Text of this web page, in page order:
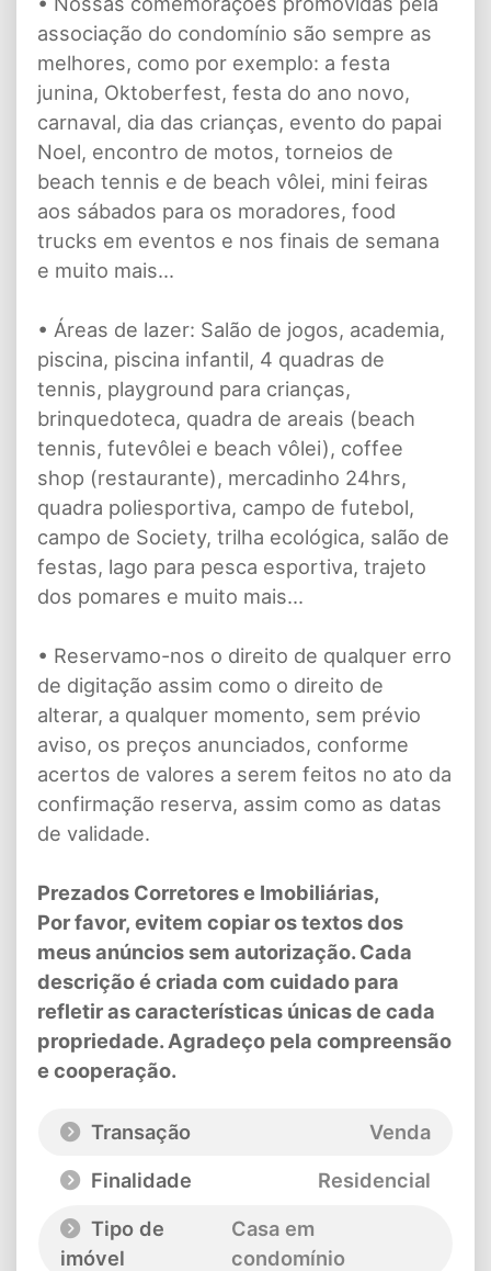
associação do condomínio são sempre as
melhores, como por exemplo: a festa
junina, Oktoberfest, festa do ano novo,
carnaval, dia das crianças, evento do papai
Noel, encontro de motos, torneios de
beach tennis e de beach vôlei, mini feiras
aos sábados para os moradores, food
trucks em eventos e nos finais de semana
e muito mais...
• Áreas de lazer: Salão de jogos, academia,
piscina, piscina infantil, 4 quadras de
tennis, playground para crianças,
brinquedoteca, quadra de areais (beach
tennis, futevôlei e beach vôlei), coffee
shop (restaurante), mercadinho 24hrs,
quadra poliesportiva, campo de futebol,
campo de Society, trilha ecológica, salão de
festas, lago para pesca esportiva, trajeto
dos pomares e muito mais...
• Reservamo-nos o direito de qualquer erro
de digitação assim como o direito de
alterar, a qualquer momento, sem prévio
aviso, os preços anunciados, conforme
acertos de valores a serem feitos no ato da
confirmação reserva, assim como as datas
de validade.
Prezados Corretores e Imobiliárias,
Por favor, evitem copiar os textos dos
meus anúncios sem autorização. Cada
descrição é criada com cuidado para
refletir as características únicas de cada
propriedade. Agradeço pela compreensão
e cooperação.
Transação
Venda
Finalidade
Residencial
Tipo de
imóvel
Casa em
condomínio